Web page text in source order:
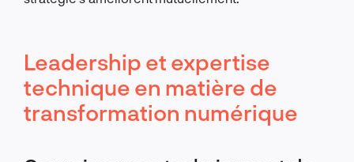
Leadership et expertise
technique en matière de
transformation numérique